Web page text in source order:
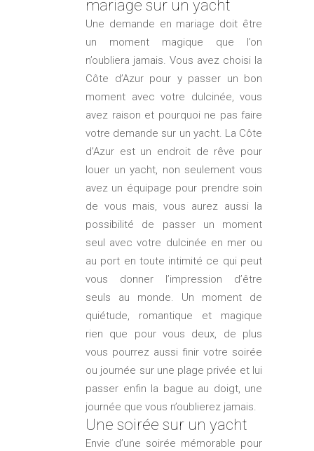
mariage sur un yacht
Une demande en mariage doit être
un moment magique que l’on
n’oubliera jamais. Vous avez choisi la
Côte d’Azur pour y passer un bon
moment avec votre dulcinée, vous
avez raison et pourquoi ne pas faire
votre demande sur un yacht. La Côte
d’Azur est un endroit de rêve pour
louer un yacht, non seulement vous
avez un équipage pour prendre soin
de vous mais, vous aurez aussi la
possibilité de passer un moment
seul avec votre dulcinée en mer ou
au port en toute intimité ce qui peut
vous donner l’impression d’être
seuls au monde. Un moment de
quiétude, romantique et magique
rien que pour vous deux, de plus
vous pourrez aussi finir votre soirée
ou journée sur une plage privée et lui
passer enfin la bague au doigt, une
journée que vous n’oublierez jamais.
Une soirée sur un yacht
Envie d’une soirée mémorable pour